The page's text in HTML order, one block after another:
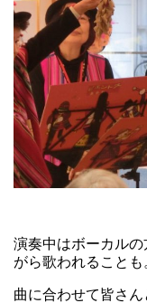
演奏中はボーカル
がら歌われること
曲に合わせて皆さ